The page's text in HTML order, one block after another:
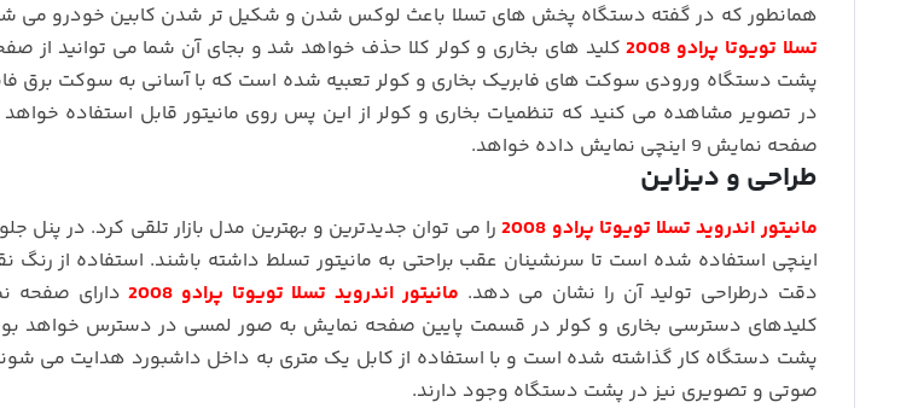
همانطور که در گفته دستگاه پخش های تسلا باعث لوکس شدن و شکیل تر شدن کابین خودرو می
تسلا تویوتا پرادو 2008
کلید های بخاری و کولر کلا حذف خواهد شد و بجای آن شما می توانید از
پشت دستگاه ورودی سوکت های فابریک بخاری و کولر تعبیه شده است که با آسانی به سوکت برق
در تصویر مشاهده می کنید که تنظمیات بخاری و کولر از این پس روی مانیتور قابل استفاده
صفحه نمایش 9 اینچی نمایش داده خواهد.
طراحی و دیزاین
مانیتور اندروید تسلا تویوتا پرادو 2008
اینچی استفاده شده است تا سرنشینان عقب براحتی به مانیتور تسلط داشته باشند. استفاده از
دقت درطراحی تولید آن را نشان می دهد. مانیتور اندروید تسلا تویوتا پرادو 2008
دارای صفحه
پشت دستگاه کار گذاشته شده است و با استفاده از کابل یک متری به داخل داشبورد هدایت می
صوتی و تصویری نیز در پشت دستگاه وجود دارند.